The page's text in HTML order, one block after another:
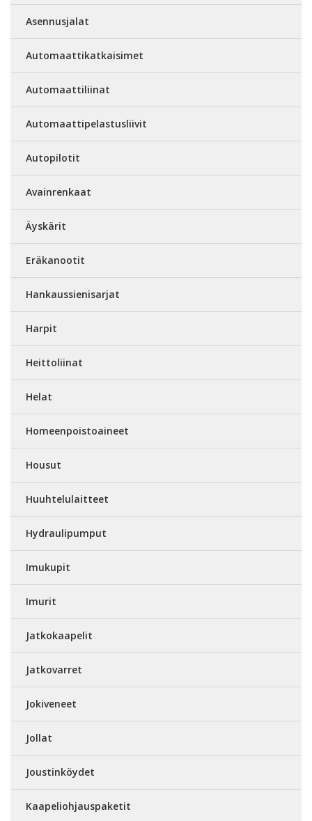
Asennusjalat
Automaattikatkaisimet
Automaattiliinat
Automaattipelastusliivit
Autopilotit
Avainrenkaat
Äyskärit
Eräkanootit
Hankaussienisarjat
Harpit
Heittoliinat
Helat
Homeenpoistoaineet
Housut
Huuhtelulaitteet
Hydraulipumput
Imukupit
Imurit
Jatkokaapelit
Jatkovarret
Jokiveneet
Jollat
Joustinköydet
Kaapeliohjauspaketit